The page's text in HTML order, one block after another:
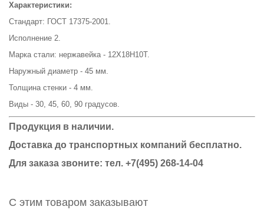
Характеристики:
Стандарт: ГОСТ 17375-2001.
Исполнение 2.
Марка стали: нержавейка - 12Х18Н10Т.
Наружный диаметр - 45 мм.
Толщина стенки - 4 мм.
Виды - 30, 45, 60, 90 градусов.
Продукция в наличии.
Доставка до транспортных компаний бесплатно.
Для заказа звоните: тел. +7(495) 268-14-04
С этим товаром заказывают